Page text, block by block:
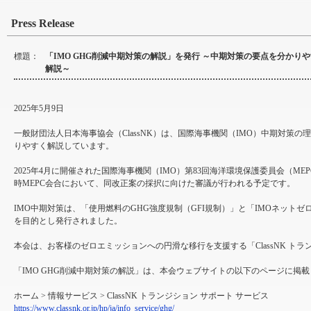
Press Release
標題：
「IMO GHG削減中期対策の解説」を発行 ～中期対策の要点を分かり
解説～
2025年5月9日
一般財団法人日本海事協会（ClassNK）は、国際海事機関（IMO）中期対策
りやすく解説しています。
2025年4月に開催された国際海事機関（IMO）第83回海洋環境保護委員会（
時MEPC会合において、同改正案の採択に向けた審議が行われる予定です。
IMO中期対策は、「使用燃料のGHG強度規制（GFI規制）」と「IMOネット
を目的とし発行されました。
本会は、お客様のゼロエミッションへの円滑な移行を支援する「ClassNK ト
「IMO GHG削減中期対策の解説」は、本会ウェブサイトの以下のページに掲
ホーム > 情報サービス > ClassNK トランジション サポート サービス
https://www.classnk.or.jp/hp/ja/info_service/ghg/